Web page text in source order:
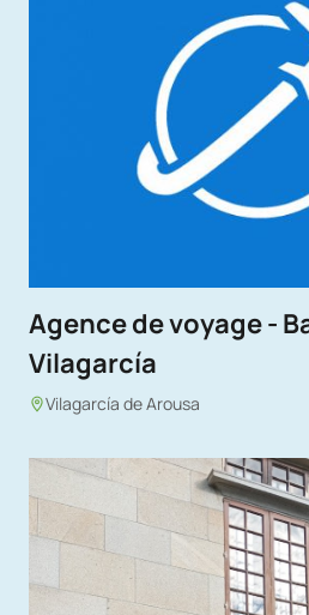
Agence de voyage -
Vilagarcía
Vilagarcía de Arousa